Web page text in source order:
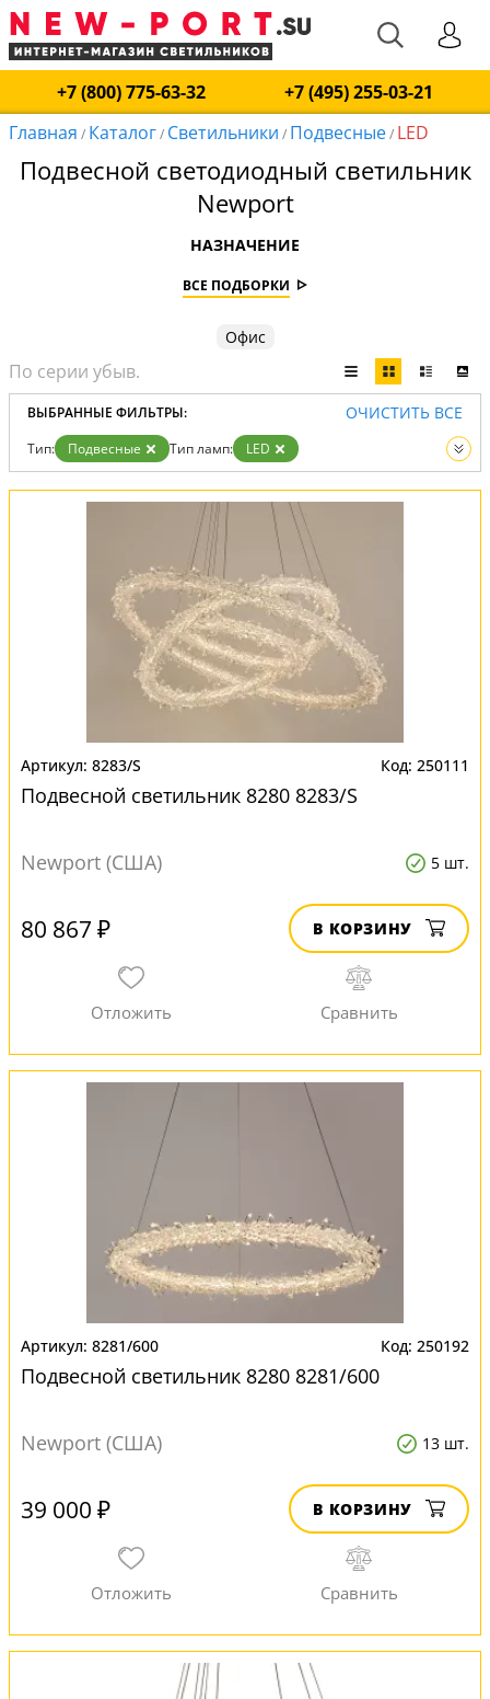
+7 (800) 775-63-32
+7 (495) 255-03-21
Главная / Каталог/ Светильники / Подвесные/ LED
Подвесной светодиодный светильник
Newport
НАЗНАЧЕНИЕ
ВСЕ ПОДБОРКИ
Офис
ВЫБРАННЫЕ ФИЛЬТРЫ: ОЧИСТИТЬ ВСЕ
Тип: Подвесные Тип ламп:
LED
Вид:
Светильники
8283/S 250111
Подвесной светильник 8280 8283/S
Newport (США) 5 шт.
80 867 ₽ В КОРЗИНУ
8281/600 250192
Подвесной светильник 8280 8281/600
Newport (США) 13 шт.
39 000 ₽ В КОРЗИНУ